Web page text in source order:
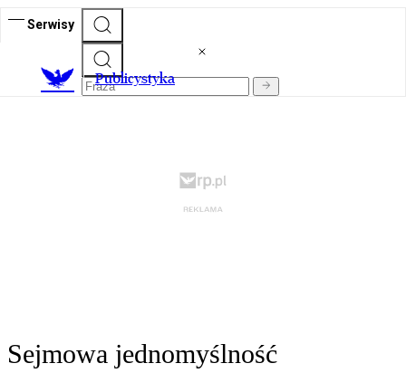
Serwisy
Publicystyka
Sejmowa jednomyślność